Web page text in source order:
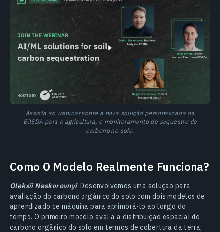
Assista ao webinar sobre a nova solução personalizada da
EOSDA para a agricultura, o monitoramento de sequestro de
carbono no solo.
Como O Modelo Realmente Funciona?
Oleksii Neskorovnyi: Desenvolvemos uma solução para
avaliação do carbono orgânico do solo com dois modelos de
aprendizado de máquina para aprimorá-lo ao longo do
tempo. O primeiro modelo avalia a distribuição espacial do
carbono orgânico do solo em termos de cobertura da terra,